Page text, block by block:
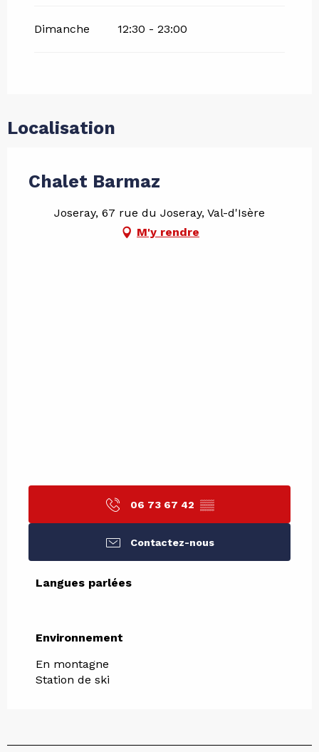
Dimanche 12:30 - 23:00
Localisation
Chalet Barmaz
Joseray, 67 rue du Joseray, Val-d'Isère
M'y rendre
06 73 67 42 ▒▒
Contactez-nous
Langues parlées
Langues parlées
Environnement
Environnement
En montagne
Station de ski